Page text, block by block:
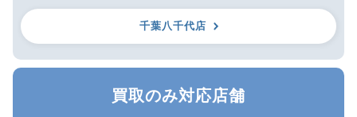
千葉八千代店
買取のみ対応店舗